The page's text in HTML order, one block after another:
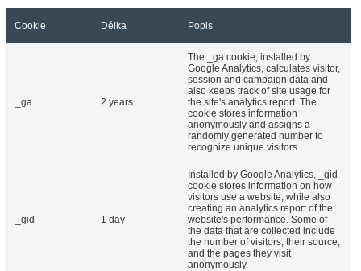
Cookie Délka Popis
_ga 2 years
The _ga cookie, installed by
Google Analytics, calculates visitor,
session and campaign data and
also keeps track of site usage for
the site's analytics report. The
cookie stores information
anonymously and assigns a
randomly generated number to
recognize unique visitors.
_gid 1 day
Installed by Google Analytics, _gid
cookie stores information on how
visitors use a website, while also
creating an analytics report of the
website's performance. Some of
the data that are collected include
the number of visitors, their source,
and the pages they visit
anonymously.